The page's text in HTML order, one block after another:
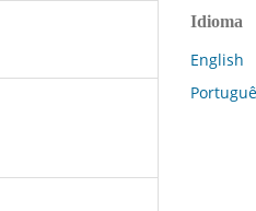
Idioma
English